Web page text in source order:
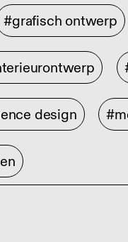
#grafisch ontwerp
design